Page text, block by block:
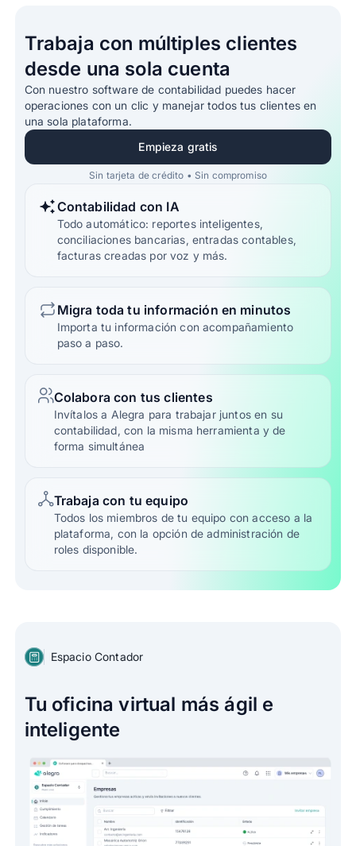
Trabaja con múltiples clientes
desde una sola cuenta
Con nuestro software de contabilidad puedes hacer
operaciones con un clic y manejar todos tus clientes en
una sola plataforma.
Empieza gratis
Sin tarjeta de crédito • Sin compromiso
Contabilidad con IA
Todo automático: reportes inteligentes,
conciliaciones bancarias, entradas contables,
facturas creadas por voz y más.
Migra toda tu información en minutos
Importa tu información con acompañamiento
paso a paso.
Colabora con tus clientes
Invítalos a Alegra para trabajar juntos en su
contabilidad, con la misma herramienta y de
forma simultánea
Trabaja con tu equipo
Todos los miembros de tu equipo con acceso a la
plataforma, con la opción de administración de
roles disponible.
Espacio Contador
Tu oficina virtual más ágil e
inteligente